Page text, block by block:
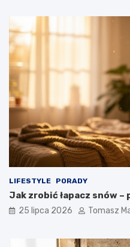
LIFESTYLE PORADY
Jak zrobić łapacz snów
25 lipca 2026 Tomasz